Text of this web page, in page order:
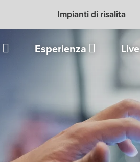
Impianti di risalita
Esperienza Live